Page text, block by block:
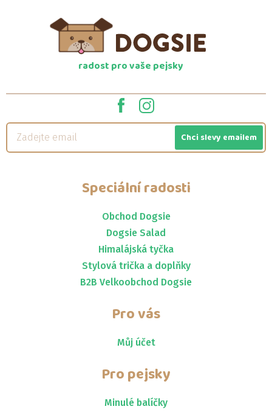
radost pro vaše pejsky
Chci slevy emailem
Speciální radosti
Obchod Dogsie
Dogsie Salad
Himalájská tyčka
Stylová trička a doplňky
B2B Velkoobchod Dogsie
Pro vás
Můj účet
Pro pejsky
Minulé balíčky